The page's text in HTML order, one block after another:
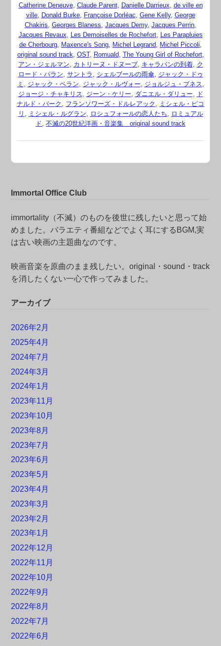
Catherine Deneuve, Claude Parent, Danielle Darrieux, de ville en
ville, Donald Burke, Françoise Dorléac, Gene Kelly, George
Chakiris, Georges Blaness, Jacques Demy, Jacques Perrin,
Jacques Revaux, Les Demoiselles de Rochefort, Les Parapluies
de Cherbourg, Maxence's Song, Michel Legrand, Michel Piccoli,
original sound track, OST, Romuald, The Young Girl of Rochefort,
アン・ジェルマン, カトリーヌ・ドヌーブ, キャラバンの到着, ク
ロード・パラン, サントラ , シェルブールの雨傘, ジャック・ドゥ
ミ , ジャック・ペラン, ジャック・ルヴォー, ジョルジュ・ブネス,
ジョージ・チャキリス, ジーン・ケリー, ダニエル・ダリュー, ド
ナルド・バーク , フランソワーズ・ドルレアック , ミシェル・ピコ
リ , ミシェル・ルグラン, ロシュフォールの恋人たち, ロミュアル
ド, 不滅の20世紀洋画・音楽集 original sound track
Immortal Office Club
immortality（不滅）のものを後世に残したいと思って始
めました。バラエティ番組などでよく耳にするBGM,実
は古い映画の主題曲なのです。
映画音楽を原曲のまま残したい。original・sound・track
を消したくない一心で作ってみました。
アーカイブ
2026年2月
2025年4月
2024年7月
2024年3月
2024年1月
2023年11月
2023年10月
2023年8月
2023年7月
2023年6月
2023年5月
2023年4月
2023年3月
2023年2月
2023年1月
2022年12月
2022年11月
2022年10月
2022年9月
2022年8月
2022年7月
2022年6月